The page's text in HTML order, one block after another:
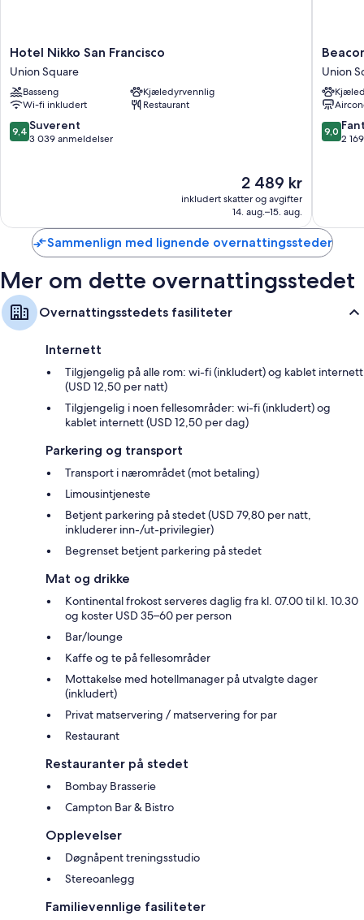
Hotel
Nikko
San
Francisco
Union
Square
Hotel Nikko San Francisco
Union Square
Basseng
Kjæledyrvennlig
Wi-fi inkludert
Restaurant
9.4
av
9,4 Suverent
3 039 anmeldelser
Prisen
er
2 489 kr
2 489 kr
inkludert skatter og avgifter
14. aug.–15. aug.
Beacon
Grand,
A
Union
Square
Hotel
Union
Union
9.0
av
9,0
2
Sammenlign med lignende overnattingssteder
Mer om dette overnattingsstedet
Overnattingsstedets fasiliteter
Internett
Tilgjengelig på alle rom: wi-fi (inkludert) og kablet internett
(USD 12,50 per natt)
Tilgjengelig i noen fellesområder: wi-fi (inkludert) og
kablet internett (USD 12,50 per dag)
Parkering og transport
Transport i nærområdet (mot betaling)
Limousintjeneste
Betjent parkering på stedet (USD 79,80 per natt,
inkluderer inn-/ut-privilegier)
Begrenset betjent parkering på stedet
Mat og drikke
Kontinental frokost serveres daglig fra kl. 07.00 til kl. 10.30
og koster USD 35–60 per person
Bar/lounge
Kaffe og te på fellesområder
Mottakelse med hotellmanager på utvalgte dager
(inkludert)
Privat matservering / matservering for par
Restaurant
Restauranter på stedet
Bombay Brasserie
Campton Bar & Bistro
Opplevelser
Døgnåpent treningsstudio
Stereoanlegg
Familievennlige fasiliteter